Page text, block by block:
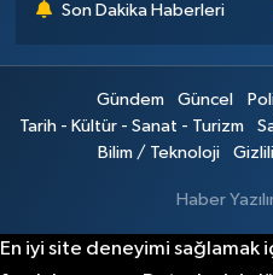
Son Dakika Haberleri
Gündem Güncel
Tarih - Kültür - Sanat - Turizm
Bilim / Teknoloji
Haber
En iyi site deneyimi sağlamak